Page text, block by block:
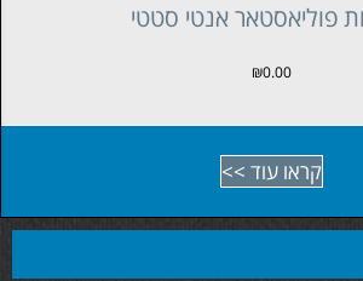
פוליאסטאר אנטי סטטי
₪0.00
קראו עוד >>